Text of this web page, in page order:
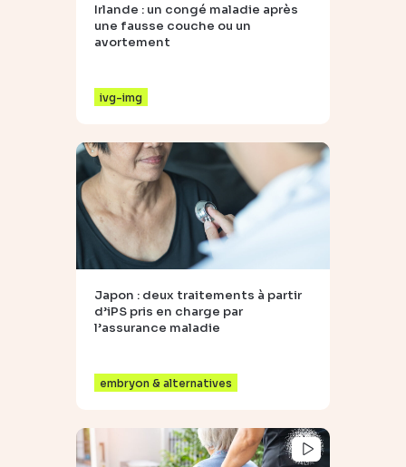
Irlande : un congé maladie après
une fausse couche ou un
avortement
ivg-img
Japon : deux traitements à partir
d’iPS pris en charge par
l’assurance maladie
embryon & alternatives